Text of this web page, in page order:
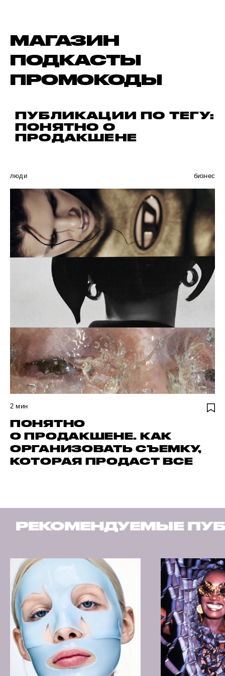
МАГАЗИН
ПОДКАСТЫ
ПРОМОКОДЫ
ПУБЛИКАЦИИ ПО ТЕГУ:
ПОНЯТНО О
ПРОДАКШЕНЕ
люди бизнес
2 мин
ПОНЯТНО
О ПРОДАКШЕНЕ. КАК
ОРГАНИЗОВАТЬ СЪЕМКУ,
КОТОРАЯ ПРОДАСТ ВСЕ